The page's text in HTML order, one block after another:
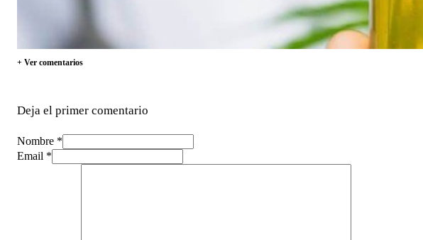
+ Ver comentarios
Deja el primer comentario
Nombre *
Email *